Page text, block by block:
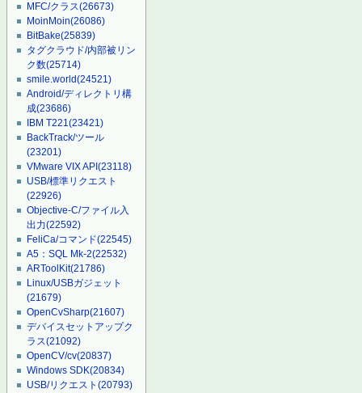
MFC/クラス(26673)
MoinMoin(26086)
BitBake(25839)
タグクラウド/内部被リン
ク数(25714)
smile.world(24521)
Android/ディレクトリ構
成(23686)
IBM T221(23421)
BackTrack/ツール
(23201)
VMware VIX API(23118)
USB/標準リクエスト
(22926)
Objective-C/ファイル入
出力(22592)
FeliCa/コマンド(22545)
A5：SQL Mk-2(22532)
ARToolKit(21786)
Linux/USBガジェット
(21679)
OpenCvSharp(21607)
デバイスセットアップク
ラス(21092)
OpenCV/cv(20837)
Windows SDK(20834)
USB/リクエスト(20793)